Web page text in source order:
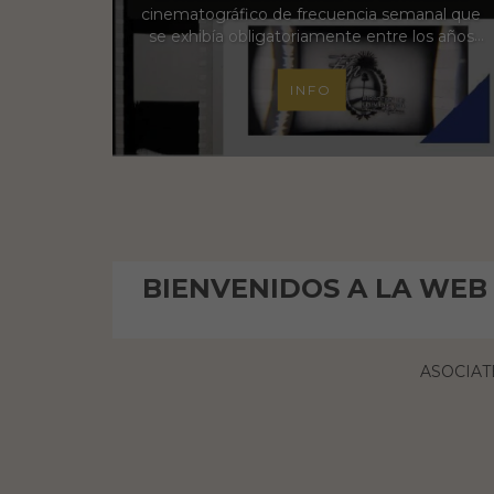
cinematográfico de frecuencia semanal que
se exhibía obligatoriamente entre los años
1948-1958 en todas las funciones de las salas
de cine de la provincia de Buenos Aires. Su
producción era estatal por parte de la
Dirección de Cinematografía Provincial,
dependiente del Ministerio de Gobierno.
INFO
BIENVENIDOS A LA